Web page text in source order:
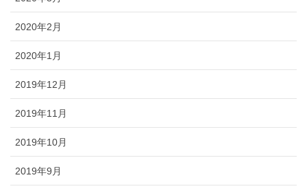
2020年2月
2020年1月
2019年12月
2019年11月
2019年10月
2019年9月